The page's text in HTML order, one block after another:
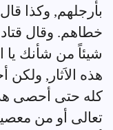
بأرجلهم, وكذا
خطاهم. وقال
شيئاً من شأنك يا
هذه الاَثار,
كله حتى أحصى
تعالى أو من